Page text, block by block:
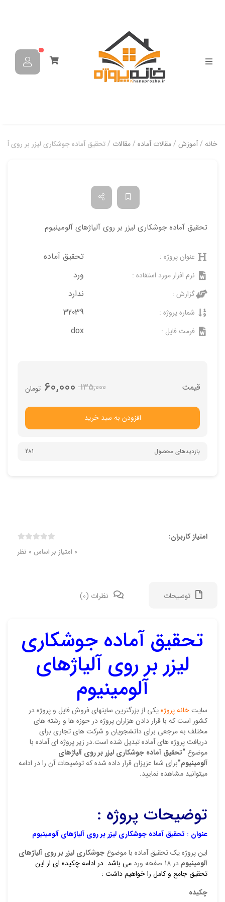
خانه /آموزش /مقالات آماده /مقالات / تحقیق آماده جوشکاری لیزر بر روی
تحقیق آماده جوشکاری لیزر بر روی آلیاژهای آلومینیوم
عنوان پروژه : تحقیق آماده
نرم افزار مورد استفاده : ورد
گزارش : ندارد
شماره پروژه : 32039
فرمت فایل : dox
135,000 تومان 60,000
افزودن به سبد خرید
بازدیدهای محصول 281
توضیحات نظرات (0)
تحقیق آماده جوشکاری
لیزر بر روی آلیاژهای
آلومینیوم
سایتخانه پروژهیکی از بزرگترین سایتهای فروش فایل و پروژه در
کشور است که با قرار دادن هزاران پروژه در حوزه ها و رشته های
مختلف به مرجعی برای دانشجویان و شرکت های تجاری برای
دریافت پروژه های آماده تبدیل شده است.در زیر پروژه ای آماده با
موضوع“تحقیق آماده جوشکاری لیزر بر روی آلیاژهای
آلومینیوم”برای شما عزیزان قرار داده شده که توضیحات آن را در ادامه
میتوانید مشاهده نمایید.
توضیحات پروژه :
عنوان : تحقیق آماده جوشکاری لیزر بر روی آلیاژهای آلومینیوم
این پروژه یک تحقیق آماده با موضوعجوشکاری لیزر بر روی آلیاژهای
آلومینیوم در 18 صفحه ورد
می باشد. در ادامه چکیده ای از این
تحقیق جامع و کامل را خواهیم داشت :
چکیده
امتیاز کاربران:
0 امتیاز بر اساس 0 نظر